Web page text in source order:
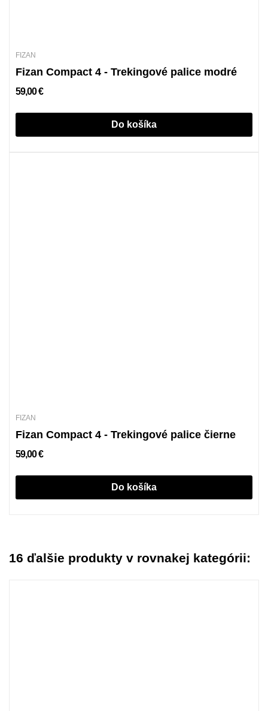
FIZAN
Fizan Compact 4 - Trekingové palice modré
59,00 €
Do košíka
FIZAN
Fizan Compact 4 - Trekingové palice čierne
59,00 €
Do košíka
16 ďalšie produkty v rovnakej kategórii: